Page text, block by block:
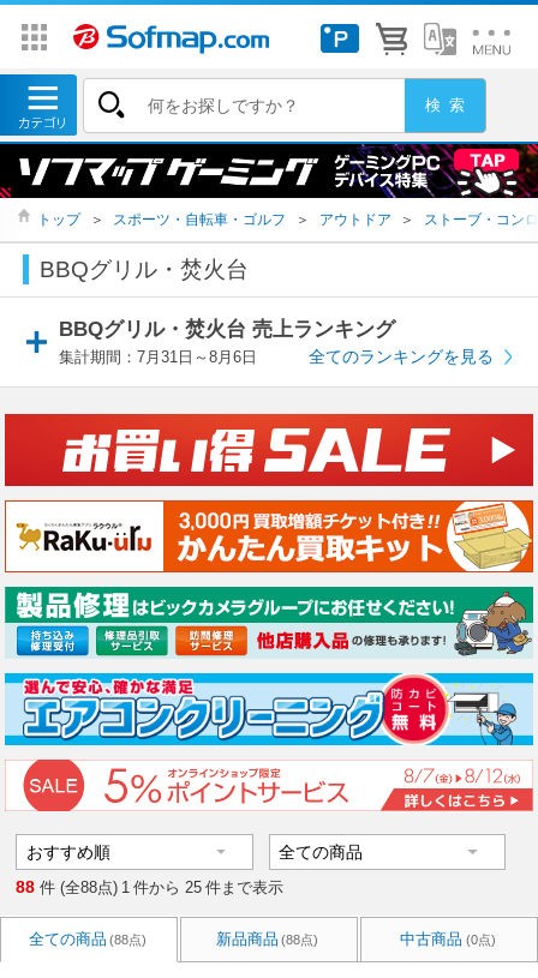
トップ ＞ スポーツ・自転車・ゴルフ ＞ アウトドア ＞ ストーブ・コンロ
BBQグリル・焚火台
BBQグリル・焚火台 売上ランキング
集計期間：7月31日～8月6日 全てのランキングを見る
88 件 (全88点) 1 件から 25 件まで表示
全ての商品 (88点) 新品商品 (88点) 中古商品 (0点)